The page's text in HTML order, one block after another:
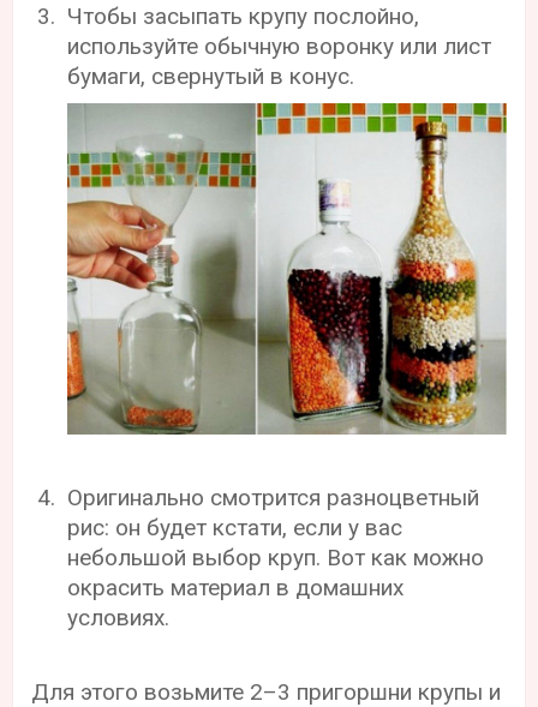
Чтобы засыпать крупу послойно,
используйте обычную воронку или лист
бумаги, свернутый в конус.
Оригинально смотрится разноцветный
рис: он будет кстати, если у вас
небольшой выбор круп. Вот как можно
окрасить материал в домашних
условиях.
Для этого возьмите 2–3 пригоршни крупы и